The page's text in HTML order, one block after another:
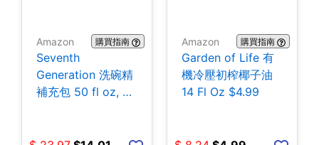
Amazon 購買指南
Seventh
Generation 洗碗精
補充包 50 fl oz, 3
Amazon 購買指南
Garden of Life 有
機冷壓初榨椰子油
14 Fl Oz $4.99